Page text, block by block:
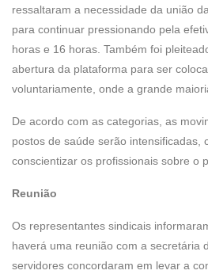
ressaltaram a necessidade da união
para continuar pressionando pela
horas e 16 horas. Também foi
abertura da plataforma para ser
voluntariamente, onde a grande
De acordo com as categorias, as
postos de saúde serão intensificadas,
conscientizar os profissionais sobre o
Reunião
Os representantes sindicais
haverá uma reunião com a secretária
servidores concordaram em levar a